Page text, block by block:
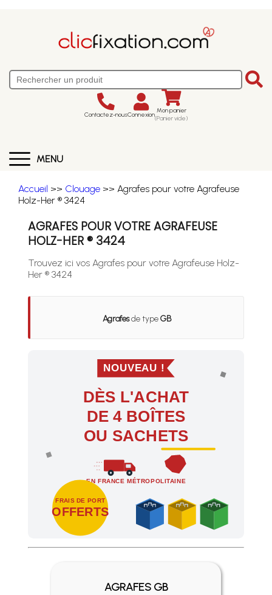
Contactez-nousConnexion Mon panier
(Panier vide)
MENU
Accueil >> Clouage >> Agrafes pour votre Agrafeuse
Holz-Her ® 3424
AGRAFES POUR VOTRE AGRAFEUSE
HOLZ-HER ® 3424
Trouvez ici vos Agrafes pour votre Agrafeuse Holz-
Her ® 3424
Agrafesde typeGB
NOUVEAU !
DÈS L'ACHAT
DE 4 BOÎTES
OU SACHETS
EN FRANCE MÉTROPOLITAINE
FRAIS DE PORT
OFFERTS
Profitez des Frais de port offerts en France
AGRAFES GB